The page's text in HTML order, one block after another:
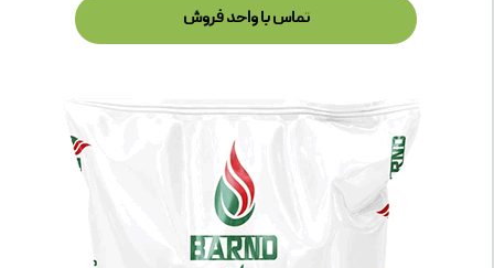
تماس با واحد فروش